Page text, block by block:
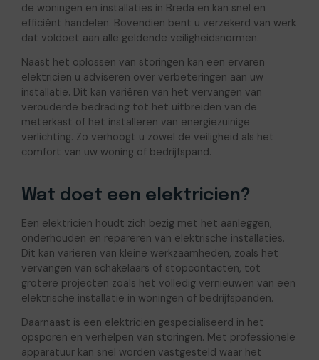
de woningen en installaties in Breda en kan snel en
efficiënt handelen. Bovendien bent u verzekerd van werk
dat voldoet aan alle geldende veiligheidsnormen.
Naast het oplossen van storingen kan een ervaren
elektricien u adviseren over verbeteringen aan uw
installatie. Dit kan variëren van het vervangen van
verouderde bedrading tot het uitbreiden van de
meterkast of het installeren van energiezuinige
verlichting. Zo verhoogt u zowel de veiligheid als het
comfort van uw woning of bedrijfspand.
Wat doet een elektricien?
Een elektricien houdt zich bezig met het aanleggen,
onderhouden en repareren van elektrische installaties.
Dit kan variëren van kleine werkzaamheden, zoals het
vervangen van schakelaars of stopcontacten, tot
grotere projecten zoals het volledig vernieuwen van een
elektrische installatie in woningen of bedrijfspanden.
Daarnaast is een elektricien gespecialiseerd in het
opsporen en verhelpen van storingen. Met professionele
apparatuur kan snel worden vastgesteld waar het